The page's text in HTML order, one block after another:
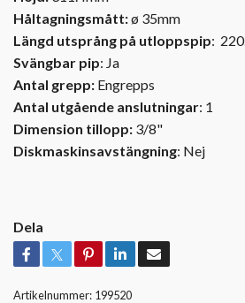
Håltagningsmått:ø 35mm
Längd utsprång på utloppspip:
Svängbar pip: Ja
Antal grepp: Engrepps
Antal utgående anslutningar: 1
Dimension tillopp: 3/8"
Diskmaskinsavstängning: Nej
Dela
Artikelnummer: 199520